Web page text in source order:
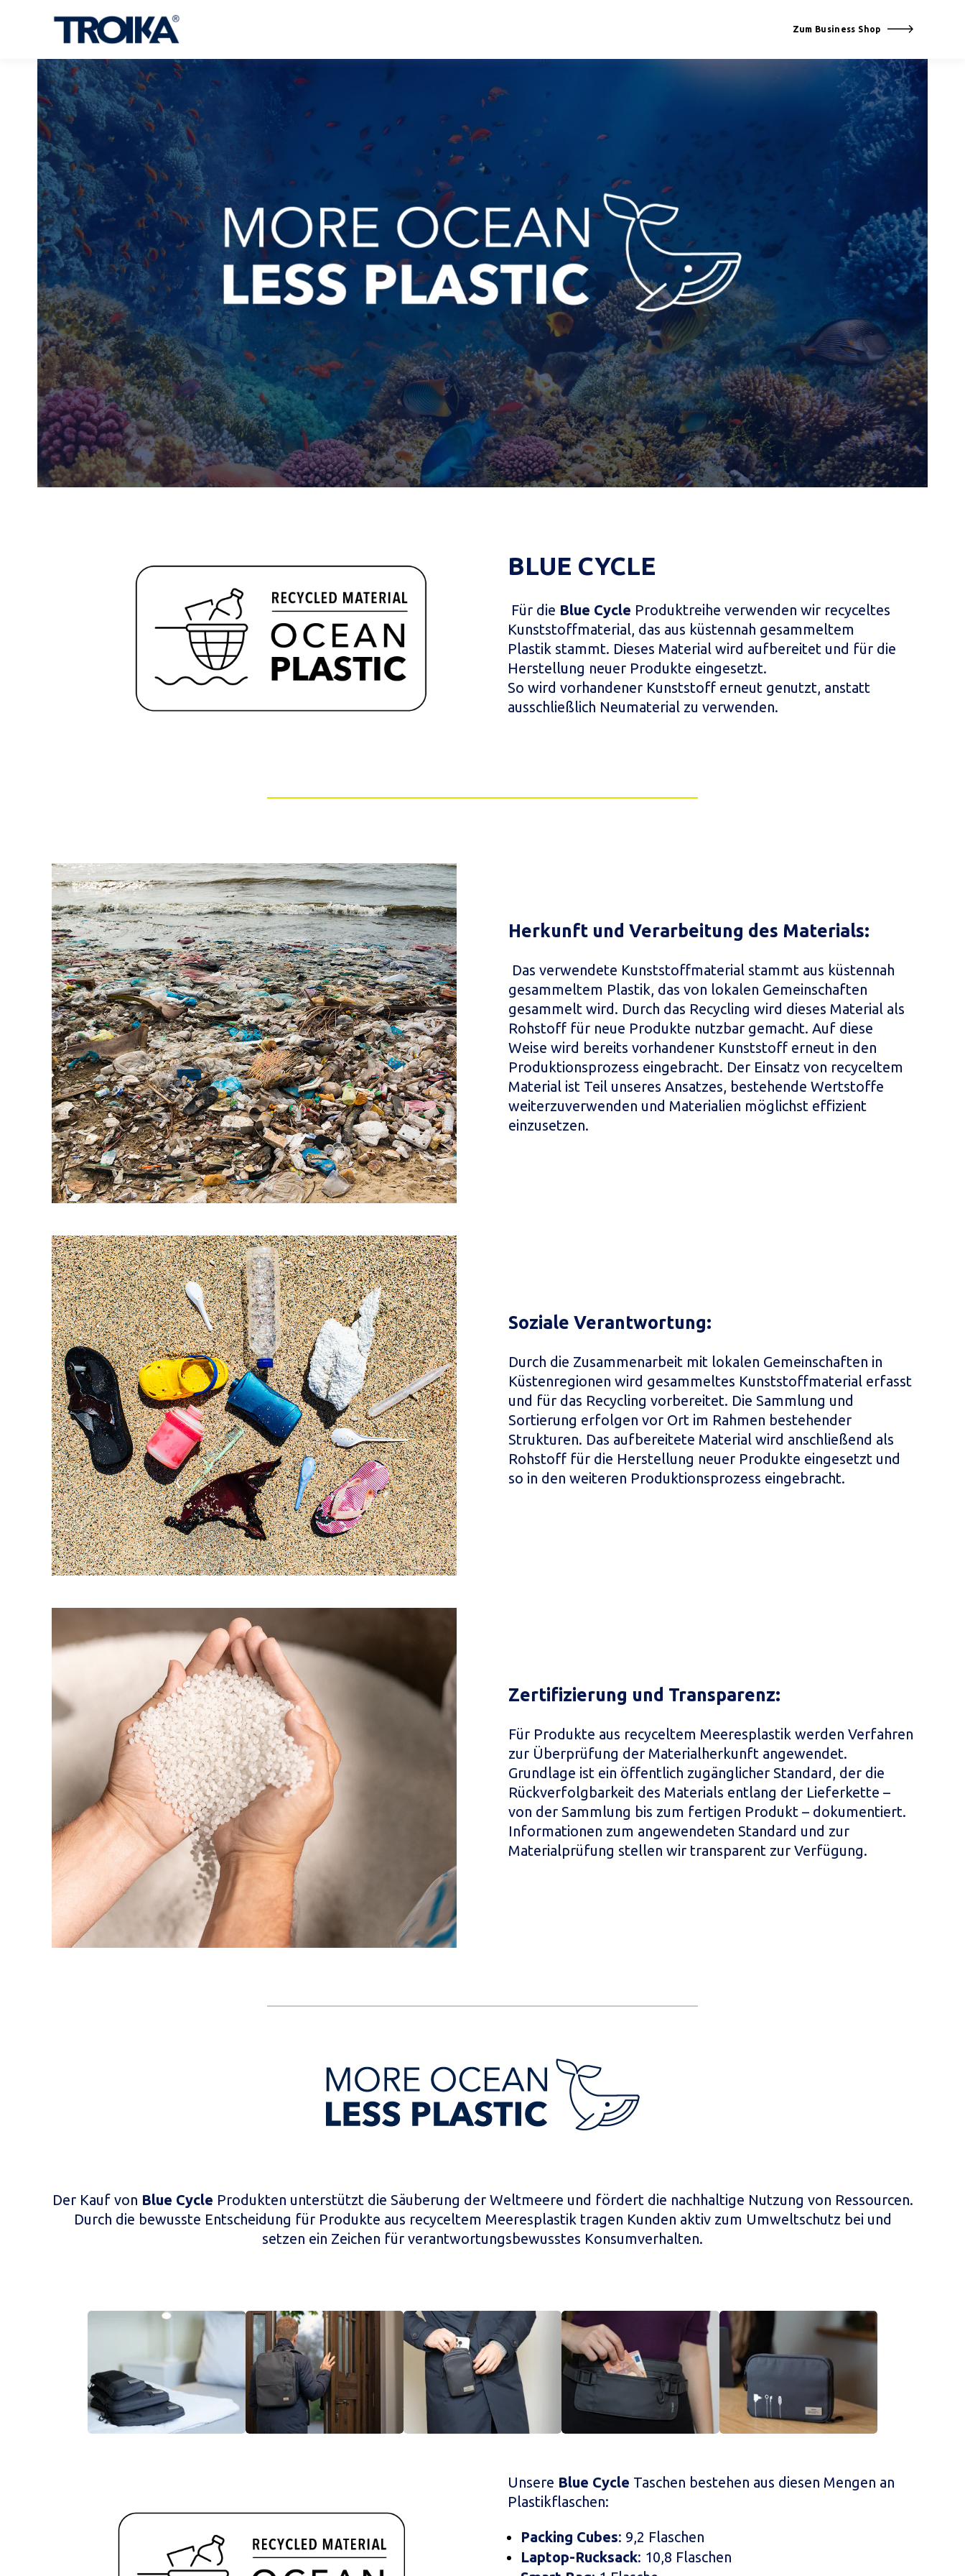
Zum Business Shop
BLUE CYCLE
Für die Blue Cycle Produktreihe verwenden wir recyceltes
Kunststoffmaterial, das aus küstennah gesammeltem
Plastik stammt. Dieses Material wird aufbereitet und für die
Herstellung neuer Produkte eingesetzt.
So wird vorhandener Kunststoff erneut genutzt, anstatt
ausschließlich Neumaterial zu verwenden.
Herkunft und Verarbeitung des Materials:
Das verwendete Kunststoffmaterial stammt aus küstennah
gesammeltem Plastik, das von lokalen Gemeinschaften
gesammelt wird. Durch das Recycling wird dieses Material als
Rohstoff für neue Produkte nutzbar gemacht. Auf diese
Weise wird bereits vorhandener Kunststoff erneut in den
Produktionsprozess eingebracht. Der Einsatz von recyceltem
Material ist Teil unseres Ansatzes, bestehende Wertstoffe
weiterzuverwenden und Materialien möglichst effizient
einzusetzen.
Soziale Verantwortung:
Durch die Zusammenarbeit mit lokalen Gemeinschaften in
Küstenregionen wird gesammeltes Kunststoffmaterial erfasst
und für das Recycling vorbereitet. Die Sammlung und
Sortierung erfolgen vor Ort im Rahmen bestehender
Strukturen. Das aufbereitete Material wird anschließend als
Rohstoff für die Herstellung neuer Produkte eingesetzt und
so in den weiteren Produktionsprozess eingebracht.
Zertifizierung und Transparenz:
Für Produkte aus recyceltem Meeresplastik werden Verfahren
zur Überprüfung der Materialherkunft angewendet.
Grundlage ist ein öffentlich zugänglicher Standard, der die
Rückverfolgbarkeit des Materials entlang der Lieferkette –
von der Sammlung bis zum fertigen Produkt – dokumentiert.
Informationen zum angewendeten Standard und zur
Materialprüfung stellen wir transparent zur Verfügung.
Der Kauf von Blue Cycle Produkten unterstützt die Säuberung der Weltmeere und fördert die nachhaltige Nutzung von Ressourcen.
Durch die bewusste Entscheidung für Produkte aus recyceltem Meeresplastik tragen Kunden aktiv zum Umweltschutz bei und
setzen ein Zeichen für verantwortungsbewusstes Konsumverhalten.
Unsere Blue Cycle Taschen bestehen aus diesen Mengen an
Plastikflaschen:
Packing Cubes: 9,2 Flaschen
Laptop-Rucksack: 10,8 Flaschen